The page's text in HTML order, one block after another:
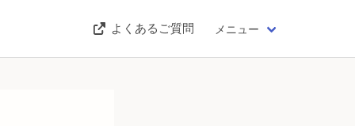
よくあるご質問 メニュー